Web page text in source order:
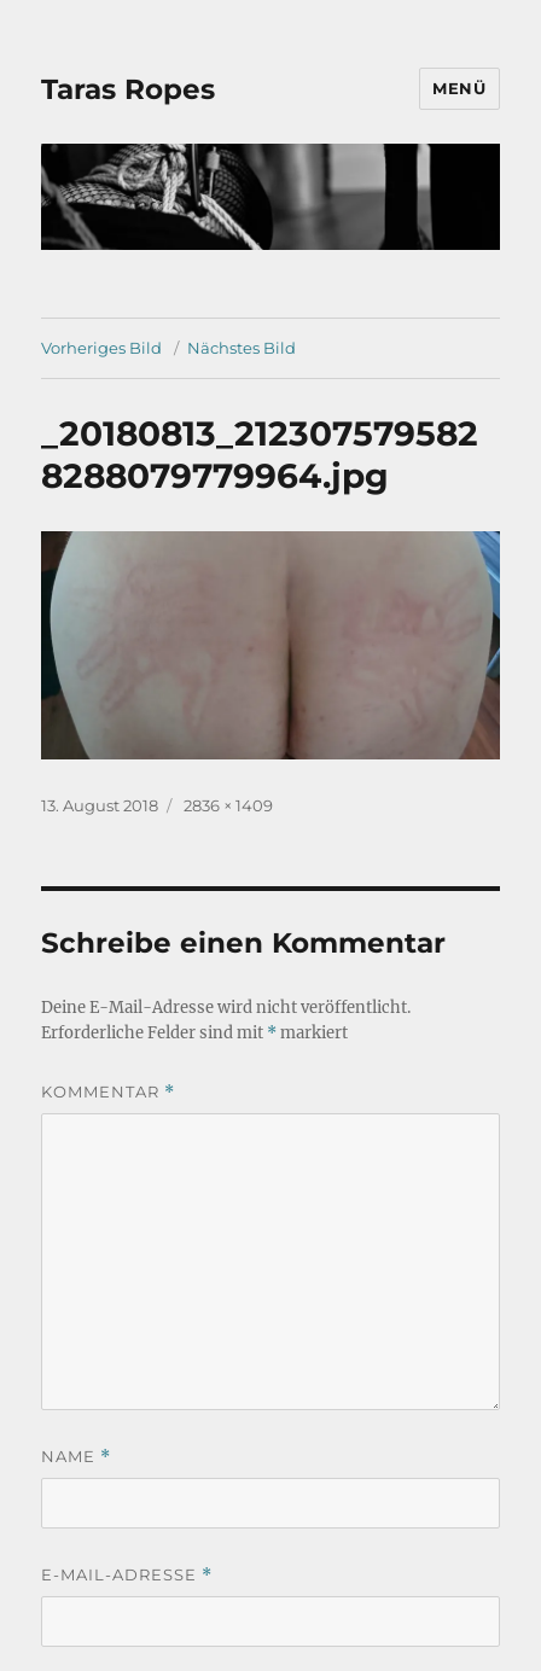
Taras Ropes MENÜ
Vorheriges Bild Nächstes Bild
_20180813_212307579582
8288079779964.jpg
Veröffentlicht
13. August 2018 Originalgröße
2836 × 1409
Schreibe einen Kommentar
Deine E-Mail-Adresse wird nicht veröffentlicht.
Erforderliche Felder sind mit *markiert
KOMMENTAR *
NAME *
E-MAIL-ADRESSE *